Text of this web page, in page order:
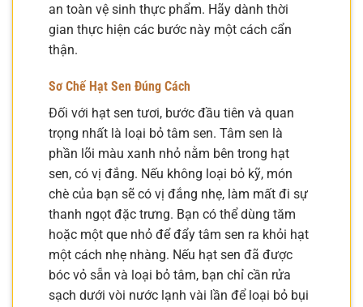
an toàn vệ sinh thực phẩm. Hãy dành thời
gian thực hiện các bước này một cách cẩn
thận.
Sơ Chế Hạt Sen Đúng Cách
Đối với hạt sen tươi, bước đầu tiên và quan
trọng nhất là loại bỏ tâm sen. Tâm sen là
phần lõi màu xanh nhỏ nằm bên trong hạt
sen, có vị đắng. Nếu không loại bỏ kỹ, món
chè của bạn sẽ có vị đắng nhẹ, làm mất đi sự
thanh ngọt đặc trưng. Bạn có thể dùng tăm
hoặc một que nhỏ để đẩy tâm sen ra khỏi hạt
một cách nhẹ nhàng. Nếu hạt sen đã được
bóc vỏ sẵn và loại bỏ tâm, bạn chỉ cần rửa
sạch dưới vòi nước lạnh vài lần để loại bỏ bụi